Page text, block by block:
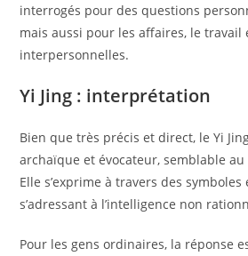
interrogés pour des questions
mais aussi pour les affaires, le travail
interpersonnelles.
Yi Jing : interprétation
Bien que très précis et direct, le Yi
archaïque et évocateur, semblable au
Elle s’exprime à travers des symboles
s’adressant à l’intelligence non
Pour les gens ordinaires, la réponse